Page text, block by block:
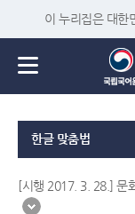
이 누리집은 대한
한글 맞춤법
[시행 2017. 3. 28.] 문